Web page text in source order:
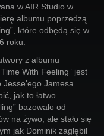
w AIR Studio w
albumu poprzedzą
które odbędą się w
roku.
z albumu
With Feeling” jest
Jesse'ego Jamesa
jak to łatwo
bazowało od
na żywo, ale stało się
jak Dominik zagłębił